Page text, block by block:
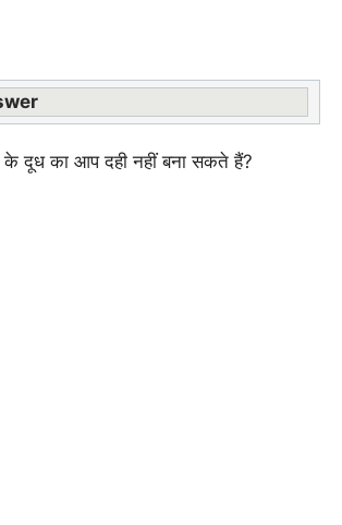
के दूध का आप दही नहीं बना सकते हैं?